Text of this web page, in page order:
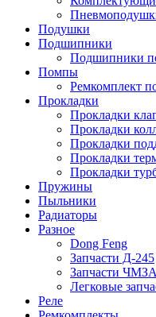
Подушки
Подшипники
Подшипники
Помпы
Ремкомплект
Прокладки
Прокладки
Прокладки
Прокладки
Прокладки
Прокладки
Пружины
Пыльники
Радиаторы
Разное
Dong Feng
Запчасти Д-245
Запчасти
Легковые
Реле